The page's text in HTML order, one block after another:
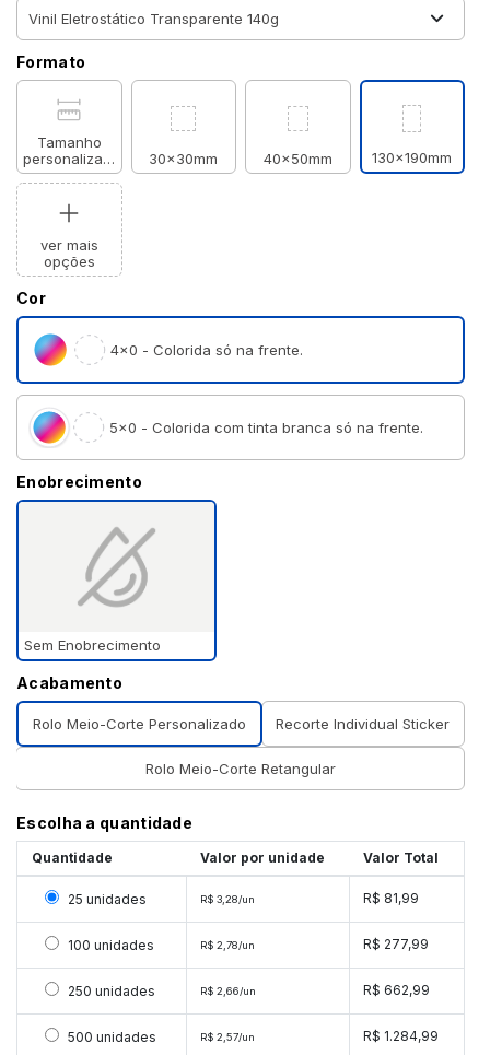
Formato
Tamanho
personalizado
30x30mm 40x50mm 130x190mm
ver mais
opções
Cor
4×0 - Colorida só na frente.
5×0 - Colorida com tinta branca só na frente.
Enobrecimento
Sem Enobrecimento
Acabamento
Rolo Meio-Corte Personalizado Recorte Individual Sticker
Rolo Meio-Corte Retangular
Escolha a quantidade
Quantidade Valor por unidade Valor Total
Selecionar 25 unidades
25 unidades R$ 3,28/un R$ 81,99
Selecionar 100 unidades
100 unidades R$ 2,78/un R$ 277,99
Selecionar 250 unidades
250 unidades R$ 2,66/un R$ 662,99
Selecionar 500 unidades
500 unidades R$ 2,57/un R$ 1.284,99